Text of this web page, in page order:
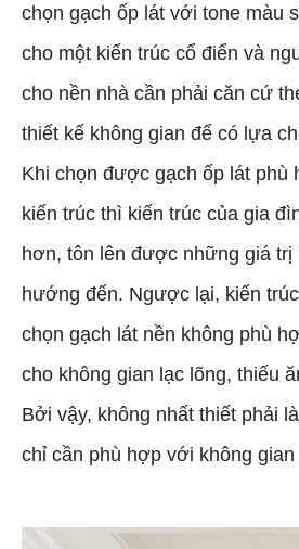
chọn gạch ốp lát với tone màu
cho một kiến trúc cổ điển và
cho nền nhà cần phải căn cứ
thiết kế không gian để có lựa
Khi chọn được gạch ốp lát phù
kiến trúc thì kiến trúc của gia
hơn, tôn lên được những giá trị
hướng đến. Ngược lại, kiến
chọn gạch lát nền không phù
cho không gian lạc lõng, thiếu
Bởi vậy, không nhất thiết phải
chỉ cần phù hợp với không